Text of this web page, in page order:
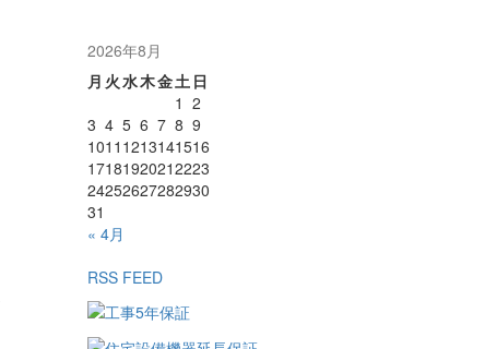
2026年8月
月 火水木金土 日
1 2
3 4 5 6 7 8 9
1011 1213141516
17181920212223
24252627282930
31
« 4月
RSS FEED